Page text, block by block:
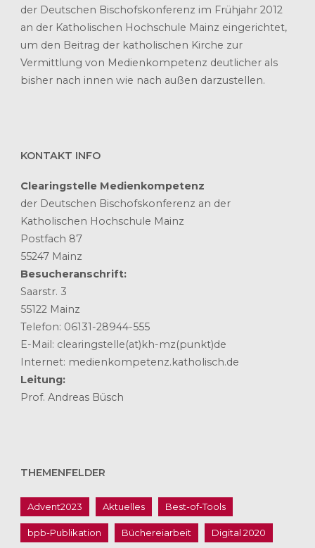
der Deutschen Bischofskonferenz im Frühjahr 2012
an der Katholischen Hochschule Mainz eingerichtet,
um den Beitrag der katholischen Kirche zur
Vermittlung von Medienkompetenz deutlicher als
bisher nach innen wie nach außen darzustellen.
KONTAKT INFO
Clearingstelle Medienkompetenz
der Deutschen Bischofskonferenz an der
Katholischen Hochschule Mainz
Postfach 87
55247 Mainz
Besucheranschrift:
Saarstr. 3
55122 Mainz
Telefon: 06131-28944-555
E-Mail: clearingstelle(at)kh-mz(punkt)de
Internet: medienkompetenz.katholisch.de
Leitung:
Prof. Andreas Büsch
THEMENFELDER
Advent2023 Aktuelles Best-of-Tools
bpb-Publikation Büchereiarbeit Digital 2020